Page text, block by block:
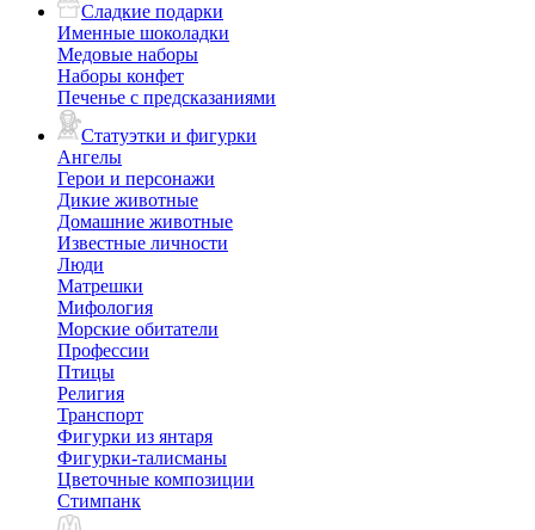
Сладкие подарки
Именные шоколадки
Медовые наборы
Наборы конфет
Печенье с предсказаниями
Статуэтки и фигурки
Ангелы
Герои и персонажи
Дикие животные
Домашние животные
Известные личности
Люди
Матрешки
Мифология
Морские обитатели
Профессии
Птицы
Религия
Транспорт
Фигурки из янтаря
Фигурки-талисманы
Цветочные композиции
Стимпанк